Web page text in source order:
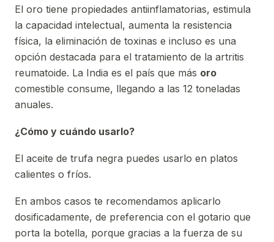
El oro tiene propiedades antiinflamatorias, estimula
la capacidad intelectual, aumenta la resistencia
física, la eliminación de toxinas e incluso es una
opción destacada para el tratamiento de la artritis
reumatoide. La India es el país que más oro
comestible consume, llegando a las 12 toneladas
anuales.
¿Cómo y cuándo usarlo?
El aceite de trufa negra puedes usarlo en platos
calientes o fríos.
En ambos casos te recomendamos aplicarlo
dosificadamente, de preferencia con el gotario que
porta la botella, porque gracias a la fuerza de su